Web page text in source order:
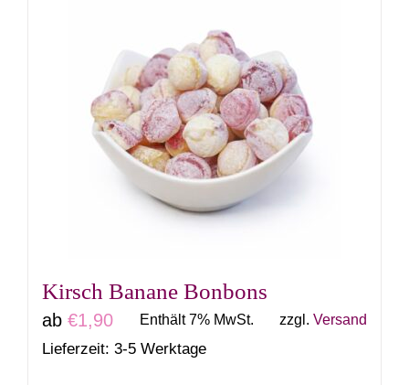
mehrere
Varianten
auf.
Die
Optionen
können
auf
der
werden
Kirsch Banane Bonbons
ab €1,90 Enthält 7% MwSt. zzgl. Versand
Lieferzeit: 3-5 Werktage